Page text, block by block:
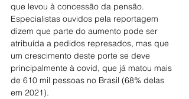
que levou à concessão da pensão.
Especialistas ouvidos pela reportagem
dizem que parte do aumento pode ser
atribuída a pedidos represados, mas que
um crescimento deste porte se deve
principalmente à covid, que já matou mais
de 610 mil pessoas no Brasil (68% delas
em 2021).